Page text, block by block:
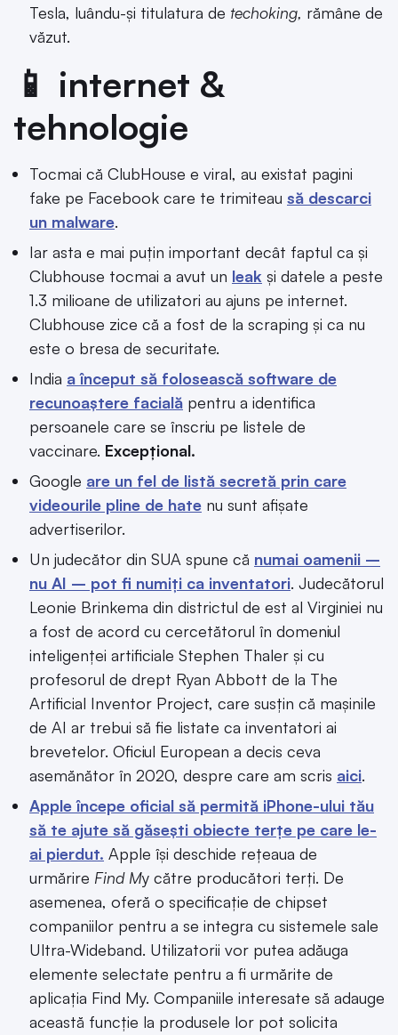
Tesla, luându-și titulatura de techoking, rămâne de
văzut.
📱 internet &
tehnologie
Tocmai că ClubHouse e viral, au existat pagini
fake pe Facebook care te trimiteau să descarci
un malware.
Iar asta e mai puțin important decât faptul ca și
Clubhouse tocmai a avut un leak și datele a peste
1.3 milioane de utilizatori au ajuns pe internet.
Clubhouse zice că a fost de la scraping și ca nu
este o bresa de securitate.
India a început să folosească software de
recunoaștere facială pentru a identifica
persoanele care se înscriu pe listele de
vaccinare. Excepțional.
Google are un fel de listă secretă prin care
videourile pline de hate nu sunt afișate
advertiserilor.
Un judecător din SUA spune că numai oamenii –
nu AI – pot fi numiți ca inventatori. Judecătorul
Leonie Brinkema din districtul de est al Virginiei nu
a fost de acord cu cercetătorul în domeniul
inteligenței artificiale Stephen Thaler și cu
profesorul de drept Ryan Abbott de la The
Artificial Inventor Project, care susțin că mașinile
de AI ar trebui să fie listate ca inventatori ai
brevetelor. Oficiul European a decis ceva
asemănător în 2020, despre care am scris aici.
Apple începe oficial să permită iPhone-ului tău
să te ajute să găsești obiecte terțe pe care le-
ai pierdut. Apple își deschide rețeaua de
urmărire Find My către producători terți. De
asemenea, oferă o specificație de chipset
companiilor pentru a se integra cu sistemele sale
Ultra-Wideband. Utilizatorii vor putea adăuga
elemente selectate pentru a fi urmărite de
aplicația Find My. Companiile interesate să adauge
această funcție la produsele lor pot solicita